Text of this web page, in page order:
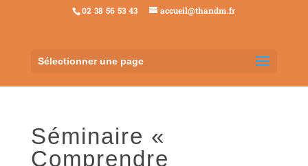
02 38 56 53 43 accueil@thandm.fr
Sélectionner une page
Séminaire «
Comprendre